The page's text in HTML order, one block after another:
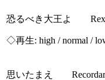
恐るべき大王よ Rex
◇再生: high / normal /
思いたまえ